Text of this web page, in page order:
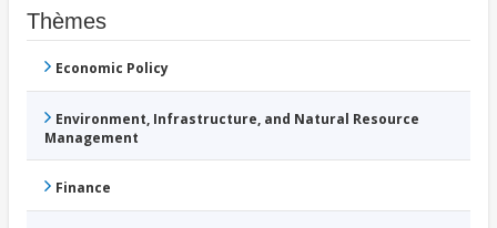
Thèmes
Economic Policy
Environment, Infrastructure, and Natural Resource
Management
Finance